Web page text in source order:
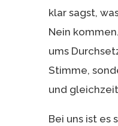
klar sagst,
Nein
ums
Stimme,
und
Bei uns ist es